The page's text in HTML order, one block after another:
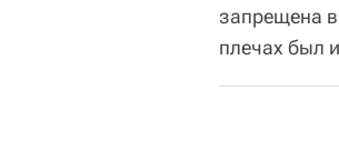
запрещена в
плечах был